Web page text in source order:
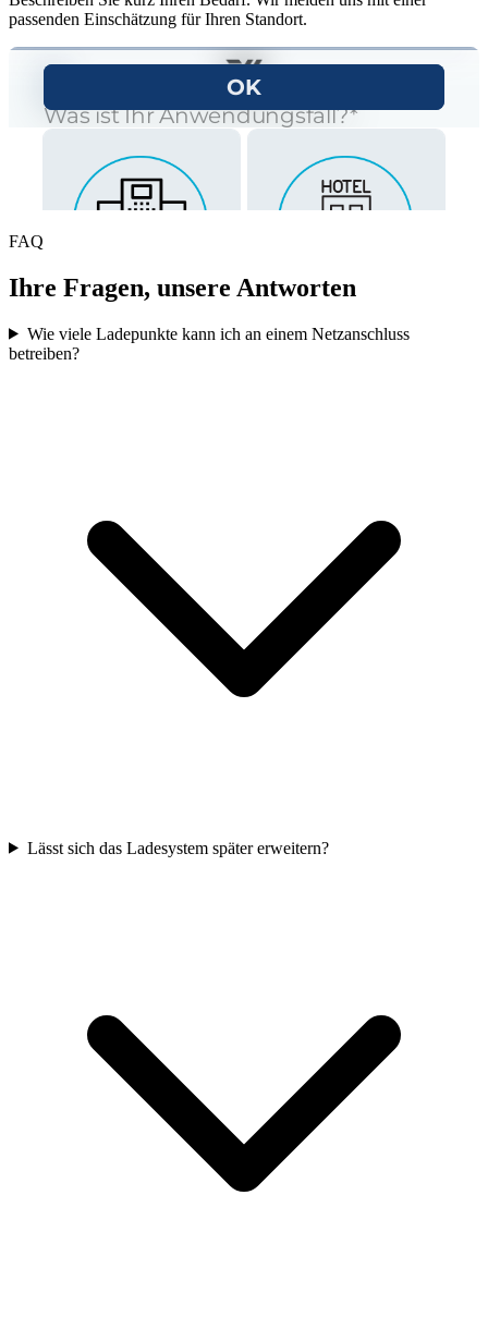
passenden Einschätzung für Ihren Standort.
FAQ
Ihre Fragen, unsere Antworten
Wie viele Ladepunkte kann ich an einem Netzanschluss
betreiben?
Lässt sich das Ladesystem später erweitern?